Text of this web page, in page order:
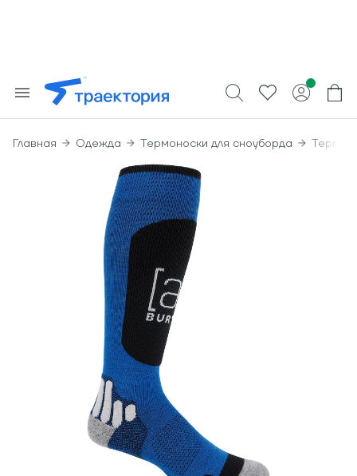
Главная Одежда Термоноски для сноуборда